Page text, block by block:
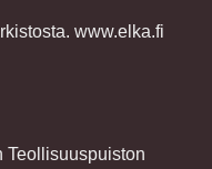
www.elka.fi
Teollisuuspuiston